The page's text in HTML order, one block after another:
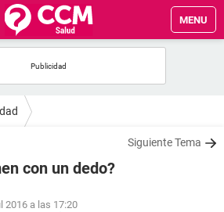
MENU
Siguiente Tema
con un dedo?
2016 a las 17:20